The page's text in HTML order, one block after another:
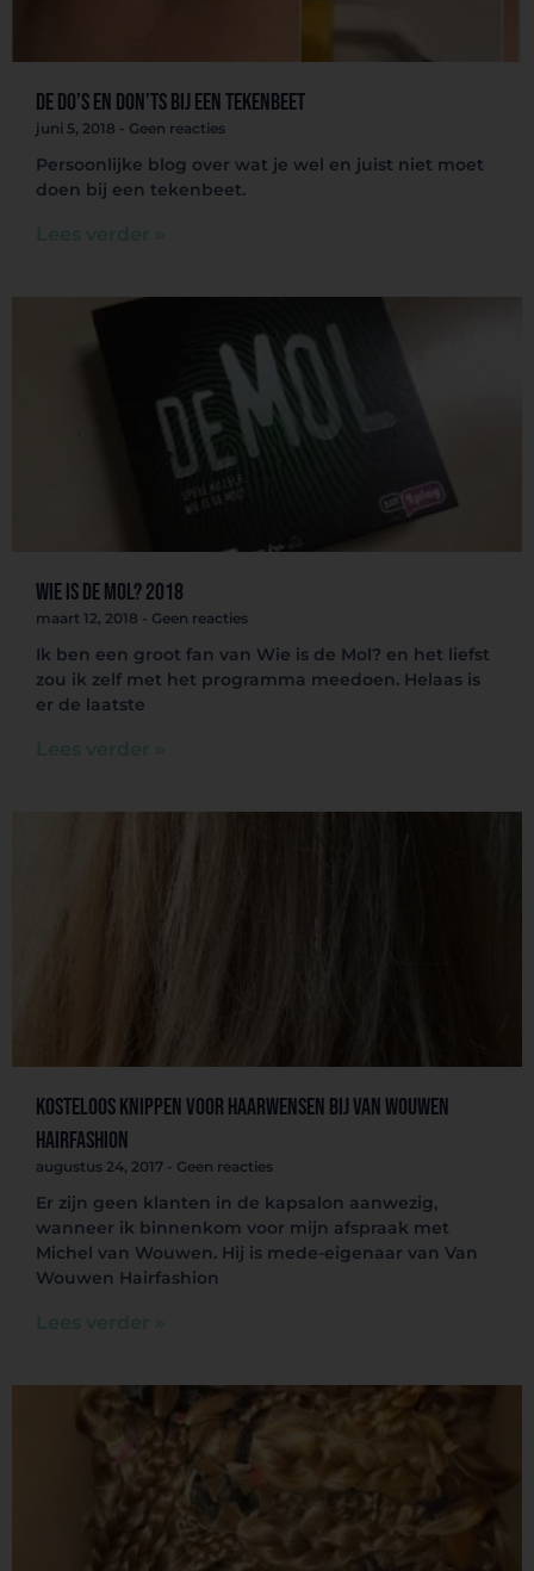
De do’s en don’ts bij een tekenbeet
juni 5, 2018 Geen reacties
Persoonlijke blog over wat je wel en juist niet moet
doen bij een tekenbeet.
Wie is de Mol? 2018
maart 12, 2018 Geen reacties
Ik ben een groot fan van Wie is de Mol? en het liefst
zou ik zelf met het programma meedoen. Helaas is
er de laatste
Kosteloos knippen voor Haarwensen bij Van Wouwen
Hairfashion
augustus 24, 2017 Geen reacties
Er zijn geen klanten in de kapsalon aanwezig,
wanneer ik binnenkom voor mijn afspraak met
Michel van Wouwen. Hij is mede-eigenaar van Van
Wouwen Hairfashion